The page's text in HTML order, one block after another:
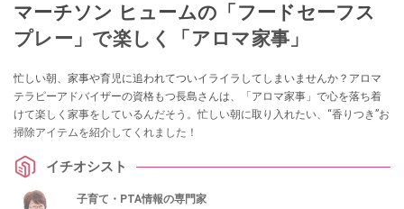
マーチソン ヒュームの「フードセーフス
プレー」で楽しく「アロマ家事」
忙しい朝、家事や育児に追われてついイライラしてしまいませんか？アロマ
テラピーアドバイザーの資格もつ長島さんは、「アロマ家事」で心を落ち着
けて楽しく家事をしているんだそう。忙しい朝に取り入れたい、“香りつき”お
掃除アイテムを紹介してくれました！
イチオシスト
子育て・PTA情報の専門家